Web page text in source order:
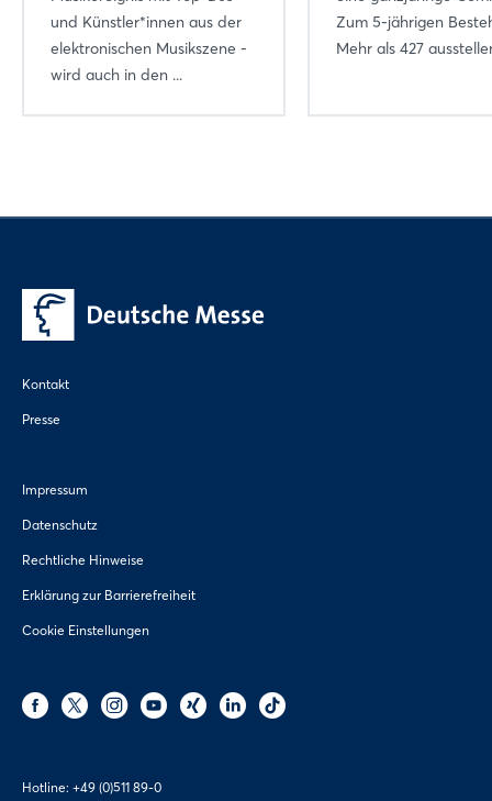
und Künstler*innen aus der
elektronischen Musikszene -
wird auch in den ...
Zum 5-jährigen
Mehr als 427
Kontakt
Presse
Impressum
Datenschutz
Rechtliche Hinweise
Erklärung zur Barrierefreiheit
Cookie Einstellungen
Hotline: +49 (0)511 89-0